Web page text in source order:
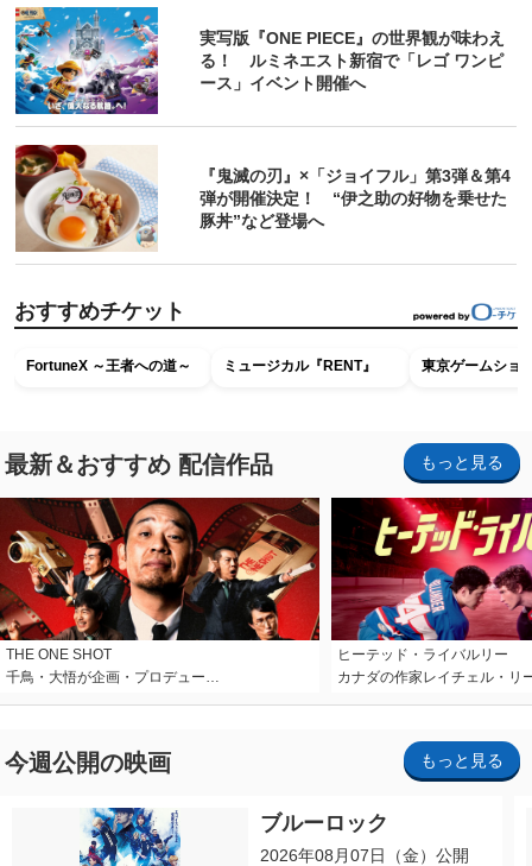
実写版『ONE PIECE』の世界観が味わえ
る！ ルミネエスト新宿で「レゴ ワンピ
ース」イベント開催へ
『鬼滅の刃』×「ジョイフル」第3弾＆第4
弾が開催決定！ “伊之助の好物を乗せた
豚丼”など登場へ
おすすめチケット
FortuneX ～王者への道～ ミュージカル『RENT』 東京ゲームショ
最新＆おすすめ 配信作品 もっと見る
THE ONE SHOT
千鳥・大悟が企画・プロデュー…
ヒーテッド・ライバルリー
カナダの作家レイチェル・リ
今週公開の映画 もっと見る
ブルーロック
2026年08月07日（金）公開